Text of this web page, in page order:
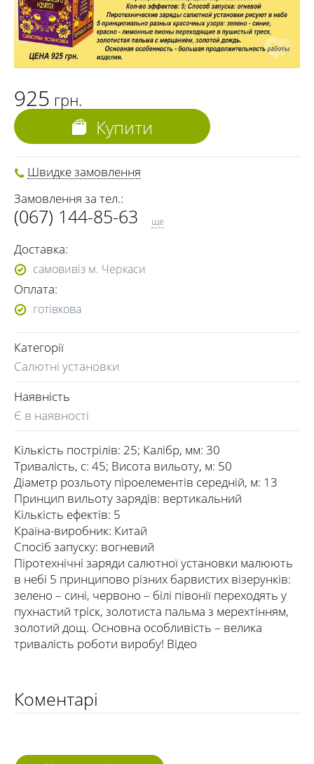
925 грн.
Купити
Швидке замовлення
Замовлення за тел.:
(067) 144-85-63
ще
Доставка:
самовивіз м. Черкаси
Оплата:
готівкова
Категорії
Салютні установки
Наявність
Є в наявності
Кількість пострілів: 25; Калібр, мм: 30
Тривалість, с: 45; Висота вильоту, м: 50
Діаметр розльоту піроелементів середній, м: 13
Принцип вильоту зарядів: вертикальний
Кількість ефектів: 5
Країна-виробник: Китай
Спосіб запуску: вогневий
Піротехнічні заряди салютної установки малюють
в небі 5 принципово різних барвистих візерунків:
зелено – сині, червоно – білі півонії переходять у
пухнастий тріск, золотиста пальма з мерехтінням,
золотий дощ. Основна особливість – велика
тривалість роботи виробу! Відео
Коментарі